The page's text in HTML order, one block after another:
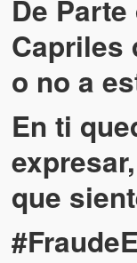
De
Capriles
o no a
En ti
que